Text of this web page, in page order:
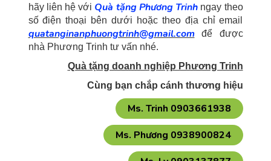
hãy liên hệ với Quà tặng Phương Trinh ngay theo
số điện thoại bên dưới hoặc theo địa chỉ email
quatanginanphuongtrinh@gmail.comđể được
nhà Phương Trinh tư vấn nhé.
Quà tặng doanh nghiệp Phương Trinh
Cùng bạn chắp cánh thương hiệu